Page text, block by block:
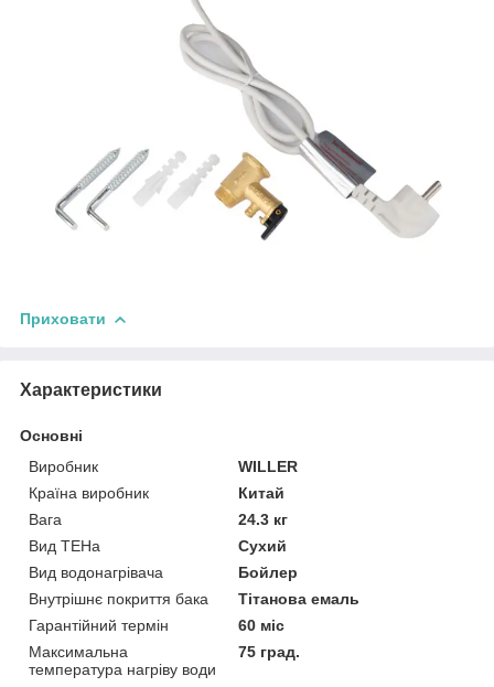
Приховати
Характеристики
Основні
Виробник
WILLER
Країна виробник
Китай
Вага
24.3 кг
Вид ТЕНа
Сухий
Вид водонагрівача
Бойлер
Внутрішнє покриття бака
Тітанова емаль
Гарантійний термін
60 міс
Максимальна
температура нагріву води
75 град.